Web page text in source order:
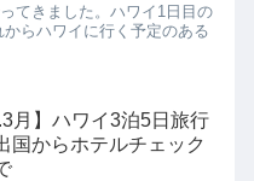
てきました。ハワイ1日目の
らハワイに行く予定のある
月】ハワイ3泊5日旅行
国からホテルチェック